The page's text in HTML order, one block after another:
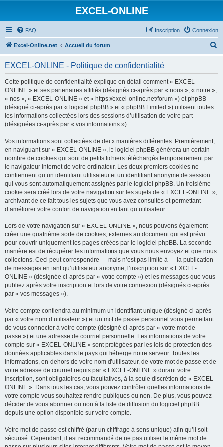
EXCEL-ONLINE
FAQ Connexion
Inscription
Excel-Online.net Accueil du forum
EXCEL-ONLINE - Politique de confidentialité
Cette politique de confidentialité explique en détail comment « EXCEL-
ONLINE » et ses partenaires affiliés (désignés ci-après par « nous », « notre »,
« nos », « EXCEL-ONLINE » et « https://excel-online.net/forum ») et phpBB
(désigné ci-après par « logiciel phpBB » et « phpBB Limited ») utilisent toutes
les informations collectées lors des sessions d’utilisation de votre part
(désignées ci-après par « vos informations »).
Vos informations sont collectées de deux manières différentes. Premièrement,
en naviguant sur « EXCEL-ONLINE », le logiciel phpBB génèrera un certain
nombre de cookies qui sont de petits fichiers téléchargés temporairement par
le navigateur internet de votre ordinateur. Les deux premiers cookies ne
contiennent qu’un identifiant utilisateur et un identifiant anonyme de session
qui vous sont automatiquement assignés par le logiciel phpBB. Un troisième
cookie sera créé lors de votre navigation sur les sujets de « EXCEL-ONLINE »,
archivant de ce fait tous les sujets que vous avez consultés et permettant
d’améliorer votre confort de navigation en tant qu’utilisateur.
Lors de votre navigation sur « EXCEL-ONLINE », nous pouvons également
créer une quatrième sorte de cookies, externes au document qui est prévu
pour couvrir uniquement les pages créées par le logiciel phpBB. La seconde
manière est de récupérer les informations que vous nous envoyez et que nous
collectons. Ceci peut correspondre — mais n’est pas limité à — la publication
de messages en tant qu’utilisateur anonyme, l’inscription sur « EXCEL-
ONLINE » (désignée ci-après par « votre compte ») et les messages que vous
publiez après votre inscription et lors de votre connexion (désignés ci-après
par « vos messages »).
Votre compte contiendra au minimum un identifiant unique (désigné ci-après
par « votre nom d’utilisateur ») et un mot de passe personnel vous permettant
de vous connecter à votre compte (désigné ci-après par « votre mot de
passe ») et une adresse de courriel personnelle. Les informations de votre
compte sur « EXCEL-ONLINE » sont protégées par les lois de protection des
données applicables dans le pays qui héberge notre serveur. Toutes les
informations, en-dehors de votre nom d’utilisateur, de votre mot de passe et de
votre adresse de courriel requis par « EXCEL-ONLINE » durant votre
inscription, sont obligatoires ou facultatives, à la seule discrétion de « EXCEL-
ONLINE ». Dans tous les cas, vous pouvez contrôler quelles informations de
votre compte vous souhaitez rendre publiques ou non. De plus, vous pouvez
décider de vous abonner ou non à la liste de diffusion du logiciel phpBB
depuis une option disponible sur votre compte.
Votre mot de passe est chiffré (par un chiffrage à sens unique) afin qu’il soit
sécurisé. Cependant, il est recommandé de ne pas utiliser le même mot de